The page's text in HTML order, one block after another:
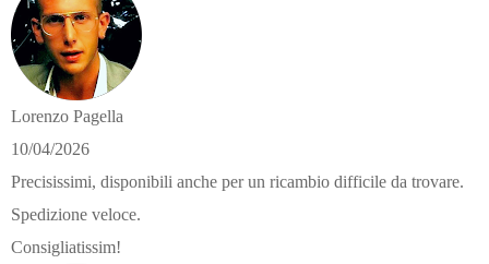
Lorenzo Pagella
10/04/2026
Precisissimi, disponibili anche per un ricambio difficile da trovare.
Spedizione veloce.
Consigliatissim!